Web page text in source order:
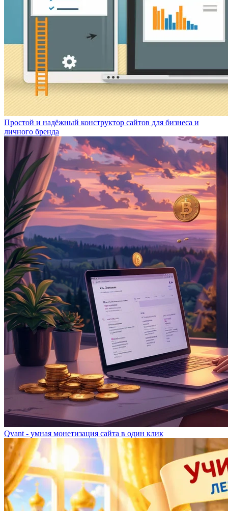
Простой и надёжный конструктор сайтов для бизнеса и
личного бренда
Qvant - умная монетизация сайта в один клик